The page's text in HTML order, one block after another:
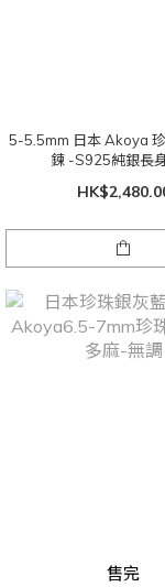
5-5.5mm 日本 Akoya
鍊 -S925純銀長
售完